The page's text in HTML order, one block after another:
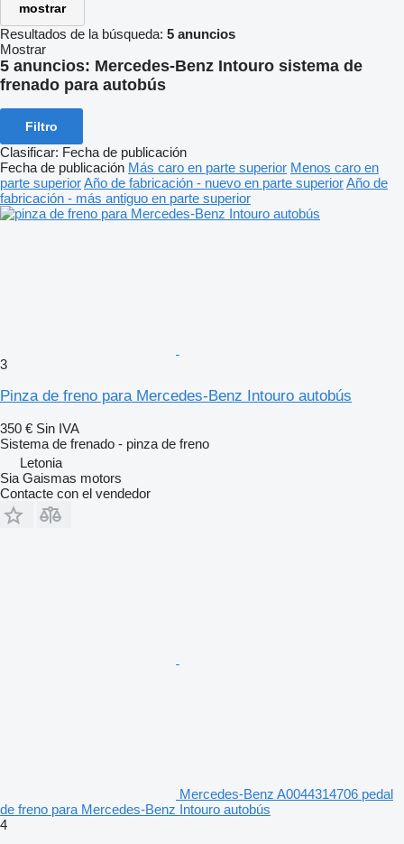
mostrar
Resultados de la búsqueda: 5 anuncios
Mostrar
5 anuncios: Mercedes-Benz Intouro sistema de
frenado para autobús
Filtro
Clasificar: Fecha de publicación
Fecha de publicación Más caro en parte superior Menos caro en
parte superiorAño de fabricación - nuevo en parte superiorAño de
fabricación - más antiguo en parte superior
3
Pinza de freno para Mercedes-Benz Intouro autobús
350 € Sin IVA
Sistema de frenado - pinza de freno
Letonia
Sia Gaismas motors
Contacte con el vendedor
Mercedes-Benz A0044314706 pedal
de freno para Mercedes-Benz Intouro autobús
4